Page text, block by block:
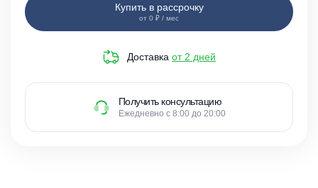
Купить в рассрочку
от 0 ₽ / мес
Доставка от 2 дней
Получить консультацию
Ежедневно с 8:00 до 20:00